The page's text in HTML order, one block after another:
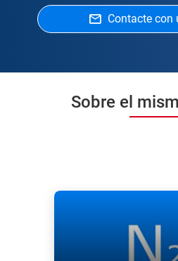
Contacte con
Sobre el